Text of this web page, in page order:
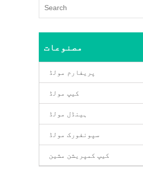
مصنوعات
پریفارم مولڈ
کیپ مولڈ
ہینڈل مولڈ
سپونفورک مولڈ
کیپ کمپریشن مشین